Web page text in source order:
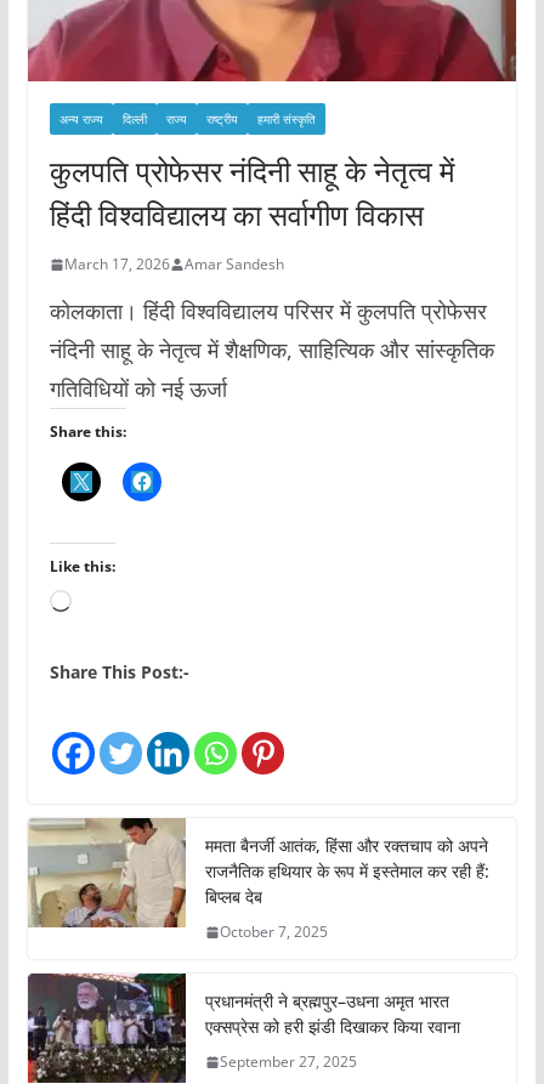
अन्य राज्य दिल्ली राज्य राष्ट्रीय हमारी संस्कृति
कुलपति प्रोफेसर नंदिनी साहू के नेतृत्व में
हिंदी विश्वविद्यालय का सर्वागीण विकास
March 17, 2026 Amar Sandesh
कोलकाता। हिंदी विश्वविद्यालय परिसर में कुलपति प्रोफेसर
नंदिनी साहू के नेतृत्व में शैक्षणिक, साहित्यिक और सांस्कृतिक
गतिविधियों को नई ऊर्जा
Share this:
Like this:
L
a
n
…
Share This Post:-
ममता बैनर्जी आतंक, हिंसा और रक्तचाप को अपने
राजनैतिक हथियार के रूप में इस्तेमाल कर रही हैं:
बिप्लब देब
October 7, 2025
प्रधानमंत्री ने ब्रह्मपुर–उधना अमृत भारत
एक्सप्रेस को हरी झंडी दिखाकर किया रवाना
September 27, 2025